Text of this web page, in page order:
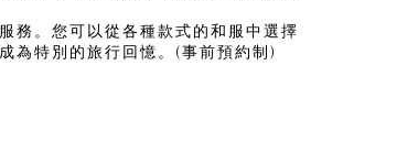
務。您可以從各種款式的和服中選擇
為特別的旅行回憶。(事前預約制)